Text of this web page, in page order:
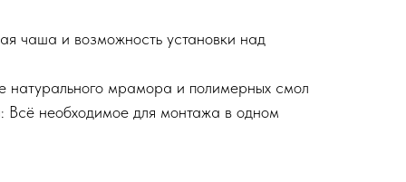
чаша и возможность установки над
натурального мрамора и полимерных смол
Всё необходимое для монтажа в одном